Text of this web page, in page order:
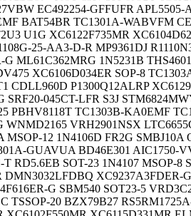
EC492254-GFFUFR
BAT54BR TC1301A-WABVFM
U1G XC6122F735MR
25-AA3-D-R MP9361DJ
G ML61C362MRG 1N5231B
XC6106D034ER SOP-8
CDLL960D P1300Q12ALRP
SRF20-045CT-LFR S3J
PBHV8118T TC1303B-KA0EMF
WNMD2165 VRH2901NSX
12 1N4106D FR2G SMBJ10A
GUAVUA BD46E301 AIC1750-
RD5.6EB SOT-23 1N4107 MSOP-8
DMN3032LFDBQ XC9237A3FDER-
G SBM540 SOT23-5
TSSOP-20 BZX79B27